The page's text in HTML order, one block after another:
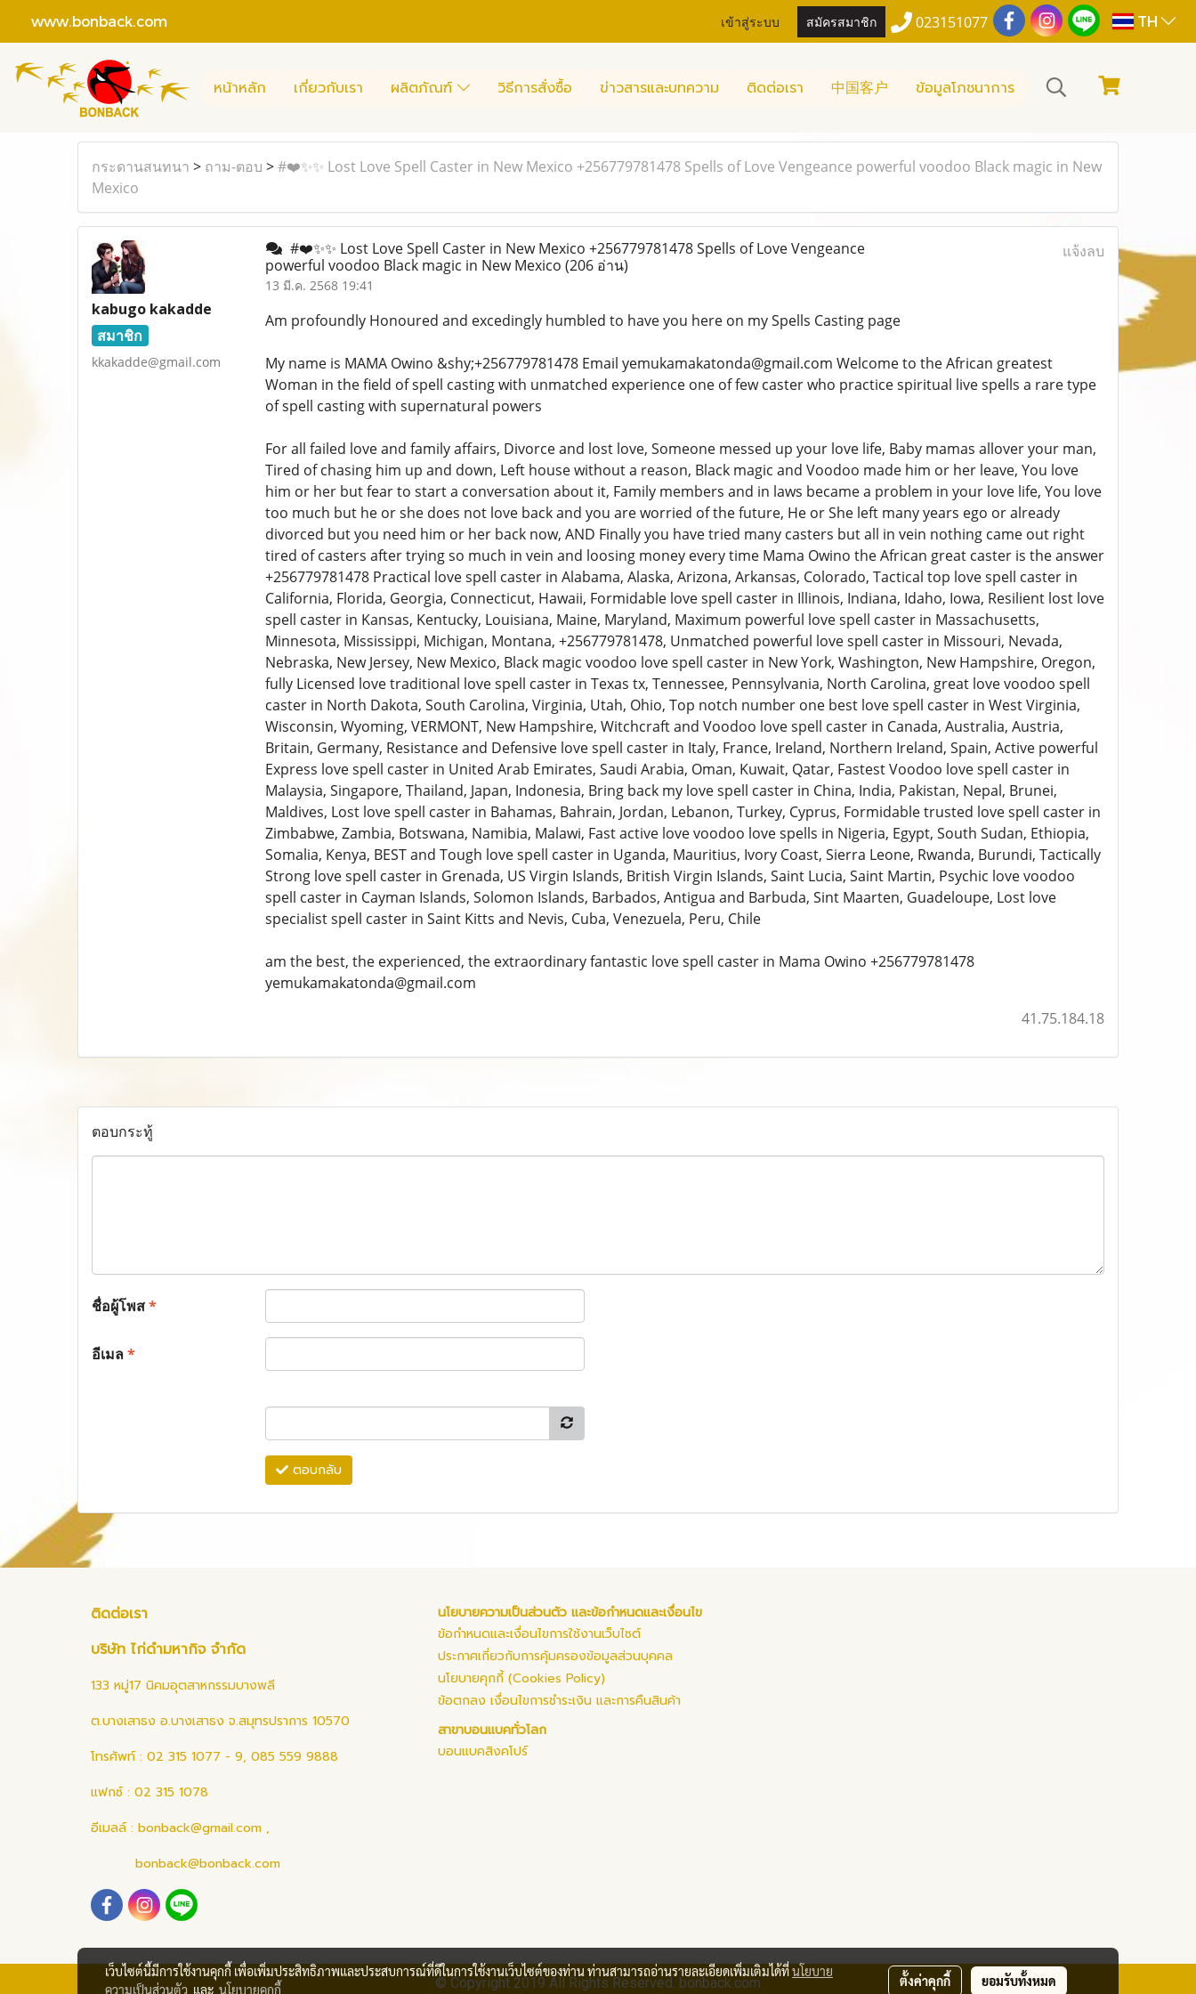
www.bonback.com เข้าสู่ระบบ สมัครสมาชิก 023151077 TH
หน้าหลัก เกี่ยวกับเรา ผลิตภัณฑ์ วิธีการสั่งซื้อ ข่าวสารและบทความ ติดต่อเรา 中国客户 ข้อมูลโภชนาการ
กระดานสนทนา > ถาม-ตอบ >#❤️✨✨ Lost Love Spell Caster in New Mexico +256779781478 Spells of Love Vengeance powerful voodoo Black magic in New
Mexico
kabugo kakadde
สมาชิก
kkakadde@gmail.com
#❤️✨✨ Lost Love Spell Caster in New Mexico +256779781478 Spells of Love Vengeance
powerful voodoo Black magic in New Mexico (206 อ่าน)
13 มี.ค. 2568 19:41
แจ้งลบ
Am profoundly Honoured and excedingly humbled to have you here on my Spells Casting page
My name is MAMA Owino &shy;+256779781478 Email yemukamakatonda@gmail.com Welcome to the African greatest
Woman in the field of spell casting with unmatched experience one of few caster who practice spiritual live spells a rare type
of spell casting with supernatural powers
For all failed love and family affairs, Divorce and lost love, Someone messed up your love life, Baby mamas allover your man,
Tired of chasing him up and down, Left house without a reason, Black magic and Voodoo made him or her leave, You love
him or her but fear to start a conversation about it, Family members and in laws became a problem in your love life, You love
too much but he or she does not love back and you are worried of the future, He or She left many years ego or already
divorced but you need him or her back now, AND Finally you have tried many casters but all in vein nothing came out right
tired of casters after trying so much in vein and loosing money every time Mama Owino the African great caster is the answer
+256779781478 Practical love spell caster in Alabama, Alaska, Arizona, Arkansas, Colorado, Tactical top love spell caster in
California, Florida, Georgia, Connecticut, Hawaii, Formidable love spell caster in Illinois, Indiana, Idaho, Iowa, Resilient lost love
spell caster in Kansas, Kentucky, Louisiana, Maine, Maryland, Maximum powerful love spell caster in Massachusetts,
Minnesota, Mississippi, Michigan, Montana, +256779781478, Unmatched powerful love spell caster in Missouri, Nevada,
Nebraska, New Jersey, New Mexico, Black magic voodoo love spell caster in New York, Washington, New Hampshire, Oregon,
fully Licensed love traditional love spell caster in Texas tx, Tennessee, Pennsylvania, North Carolina, great love voodoo spell
caster in North Dakota, South Carolina, Virginia, Utah, Ohio, Top notch number one best love spell caster in West Virginia,
Wisconsin, Wyoming, VERMONT, New Hampshire, Witchcraft and Voodoo love spell caster in Canada, Australia, Austria,
Britain, Germany, Resistance and Defensive love spell caster in Italy, France, Ireland, Northern Ireland, Spain, Active powerful
Express love spell caster in United Arab Emirates, Saudi Arabia, Oman, Kuwait, Qatar, Fastest Voodoo love spell caster in
Malaysia, Singapore, Thailand, Japan, Indonesia, Bring back my love spell caster in China, India, Pakistan, Nepal, Brunei,
Maldives, Lost love spell caster in Bahamas, Bahrain, Jordan, Lebanon, Turkey, Cyprus, Formidable trusted love spell caster in
Zimbabwe, Zambia, Botswana, Namibia, Malawi, Fast active love voodoo love spells in Nigeria, Egypt, South Sudan, Ethiopia,
Somalia, Kenya, BEST and Tough love spell caster in Uganda, Mauritius, Ivory Coast, Sierra Leone, Rwanda, Burundi, Tactically
Strong love spell caster in Grenada, US Virgin Islands, British Virgin Islands, Saint Lucia, Saint Martin, Psychic love voodoo
spell caster in Cayman Islands, Solomon Islands, Barbados, Antigua and Barbuda, Sint Maarten, Guadeloupe, Lost love
specialist spell caster in Saint Kitts and Nevis, Cuba, Venezuela, Peru, Chile
am the best, the experienced, the extraordinary fantastic love spell caster in Mama Owino +256779781478
yemukamakatonda@gmail.com
41.75.184.18
ตอบกระทู้
ชื่อผู้โพส*
อีเมล*
ตอบกลับ
ติดต่อเรา
บริษัท ไก่ดำมหากิจ จำกัด
133 หมู่17 นิคมอุตสาหกรรมบางพลี
ต.บางเสาธง อ.บางเสาธง จ.สมุทรปราการ 10570
โทรศัพท์ : 02 315 1077 - 9, 085 559 9888
แฟกซ์ : 02 315 1078
อีเมลล์ : bonback@gmail.com ,
bonback@bonback.com
นโยบายความเป็นส่วนตัว และข้อกำหนดและเงื่อนไข
ข้อกำหนดและเงื่อนไขการใช้งานเว็บไซต์
ประกาศเกี่ยวกับการคุ้มครองข้อมูลส่วนบุคคล
นโยบายคุกกี้ (Cookies Policy)
ข้อตกลง เงื่อนไขการชำระเงิน และการคืนสินค้า
สาขาบอนแบคทั่วโลก
บอนแบคสิงคโปร์
© Copyright 2019 All Rights Reserved. bonback.com
เว็บไซต์นี้มีการใช้งานคุกกี้ เพื่อเพิ่มประสิทธิภาพและประสบการณ์ที่ดีในการใช้งานเว็บไซต์ของท่าน ท่านสามารถอ่านรายละเอียดเพิ่มเติมได้ที่นโยบาย
ความเป็นส่วนตัว และ นโยบายคุกกี้
ตั้งค่าคุกกี้ ยอมรับทั้งหมด